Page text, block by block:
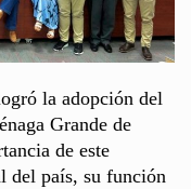
la adopción del
Grande de
de este
del país, su función